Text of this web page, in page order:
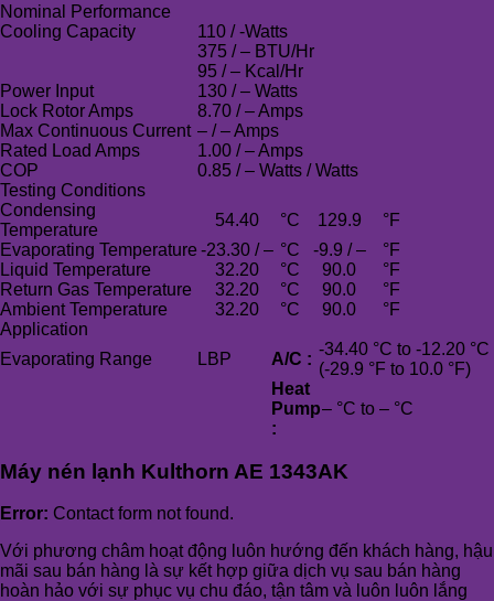
Nominal Performance
Cooling Capacity
110 / -Watts
375 / – BTU/Hr
95 / – Kcal/Hr
Power Input
130 / – Watts
Lock Rotor Amps
8.70 / – Amps
Max Continuous Current – / – Amps
Rated Load Amps
1.00 / – Amps
COP
0.85 / – Watts / Watts
Testing Conditions
Condensing
Temperature
54.40 °C 129.9
°F
Evaporating Temperature -23.30 / – °C -9.9 / –
°F
Liquid Temperature
32.20 °C 90.0
°F
Return Gas Temperature
32.20 °C 90.0
°F
Ambient Temperature
32.20 °C 90.0
°F
Application
Evaporating Range
LBP A/C :
-34.40 °C to -12.20 °C
(-29.9 °F to 10.0 °F)
Heat
Pump
:
– °C to – °C
Máy nén lạnh Kulthorn AE 1343AK
Error: Contact form not found.
Với phương châm hoạt động luôn hướng đến khách hàng, hậu
mãi sau bán hàng là sự kết hợp giữa dịch vụ sau bán hàng
hoàn hảo với sự phục vụ chu đáo, tận tâm và luôn luôn lắng